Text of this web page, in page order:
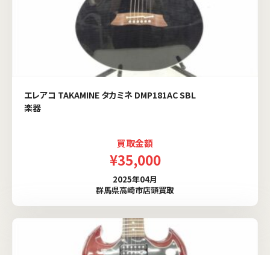
エレアコ TAKAMINE タカミネ DMP181AC SBL
楽器
買取金額
¥35,000
2025年04月
群馬県高崎市店頭買取